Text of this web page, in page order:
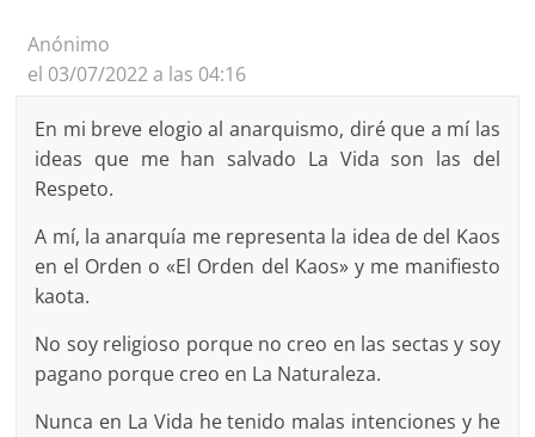
Anónimo
el 03/07/2022 a las 04:16
En mi breve elogio al anarquismo, diré que a mí las
ideas que me han salvado La Vida son las del
Respeto.
A mí, la anarquía me representa la idea de del Kaos
en el Orden o «El Orden del Kaos» y me manifiesto
kaota.
No soy religioso porque no creo en las sectas y soy
pagano porque creo en La Naturaleza.
Nunca en La Vida he tenido malas intenciones y he